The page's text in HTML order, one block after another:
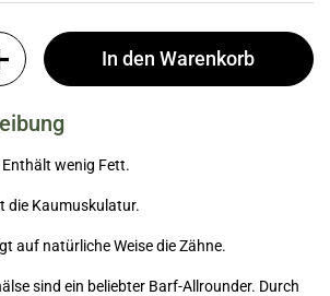
In den Warenkorb
Enthält wenig Fett.
die Kaumuskulatur.
auf natürliche Weise die Zähne.
sind ein beliebter Barf-Allrounder. Durch